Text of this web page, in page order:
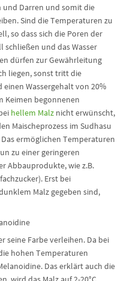
und Darren und somit die
Sind die Temperaturen zu
so dass sich die Poren der
und das Wasser
dürfen zur Gewährleitung
liegen, sonst tritt die
Wassergehalt von 20%
Keimen begonnenen
hellem Malz nicht erwünscht,
Maischeprozess im Sudhasu
ermöglichen Temperaturen
zu einer geringeren
Abbauprodukte, wie z.B.
Erst bei
Malz gegeben sind,
seine Farbe verleihen. Da bei
hohen Temperaturen
Das erklärt auch die